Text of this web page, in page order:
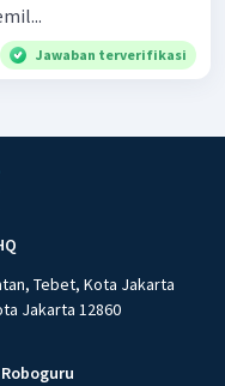
Jawaban terverifikasi
Tebet, Kota Jakarta
Jakarta 12860